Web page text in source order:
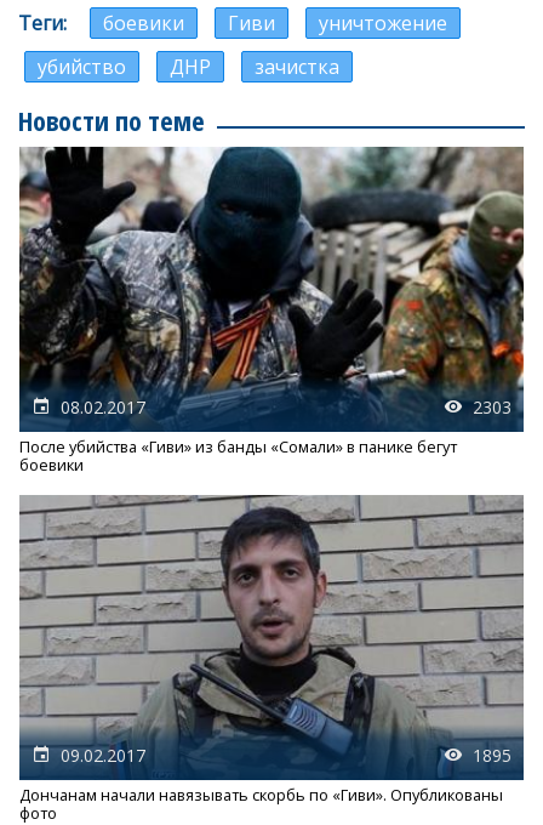
Теги боевики Гиви
уничтожение
убийство
ДНР зачистка
Новости по теме
08.02.2017 2303
После убийства «Гиви» из банды «Сомали» в панике бегут
боевики
09.02.2017 1895
Дончанам начали навязывать скорбь по «Гиви». Опубликованы
фото